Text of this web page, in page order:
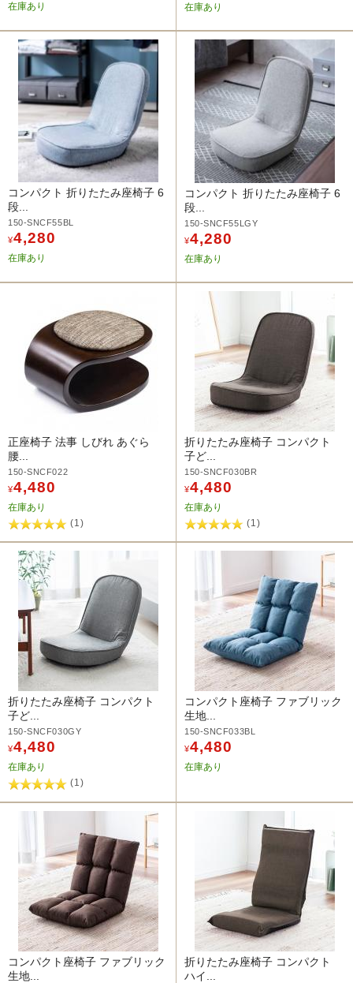
在庫あり 在庫あり
コンパクト 折りたたみ座椅子 6
段...
150-SNCF55BL
¥4,280
在庫あり
コンパクト 折りたたみ座椅子 6
段...
150-SNCF55LGY
¥4,280
在庫あり
正座椅子 法事 しびれ あぐら
腰...
150-SNCF022
¥4,480
在庫あり
(1)
折りたたみ座椅子 コンパクト
子ど...
150-SNCF030BR
¥4,480
在庫あり
(1)
折りたたみ座椅子 コンパクト
子ど...
150-SNCF030GY
¥4,480
在庫あり
(1)
コンパクト座椅子 ファブリック
生地...
150-SNCF033BL
¥4,480
在庫あり
コンパクト座椅子 ファブリック
生地...
折りたたみ座椅子 コンパクト
ハイ...